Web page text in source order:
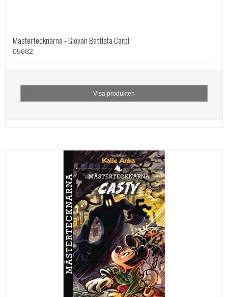
Mästertecknarna - Giovan Battista Carpi
05682
Visa produkten